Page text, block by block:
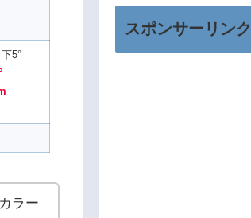
5°
ラー
スポンサーリンク